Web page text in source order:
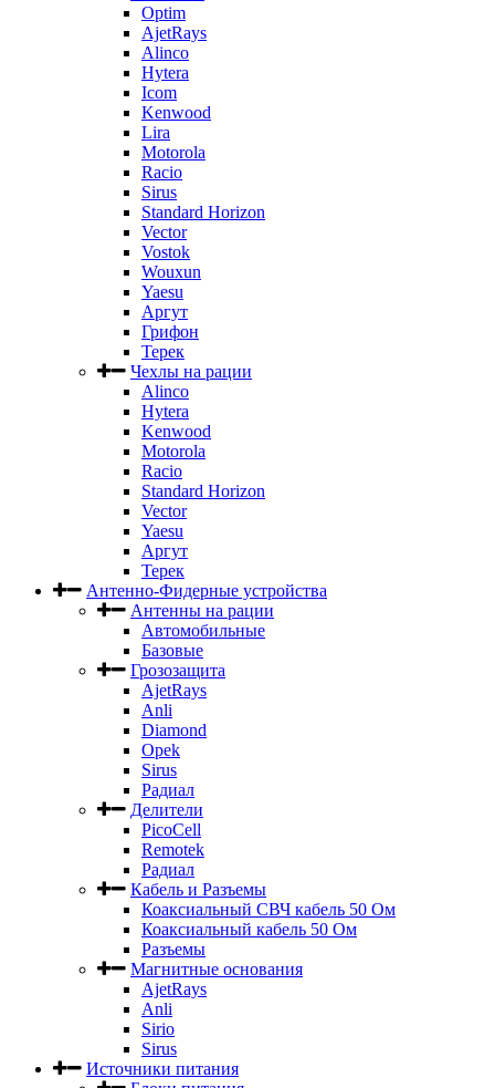
Optim
AjetRays
Alinco
Hytera
Icom
Kenwood
Lira
Motorola
Racio
Sirus
Standard Horizon
Vector
Vostok
Wouxun
Yaesu
Аргут
Грифон
Терек
Чехлы на рации
Alinco
Hytera
Kenwood
Motorola
Racio
Standard Horizon
Vector
Yaesu
Аргут
Терек
Антенно-Фидерные устройства
Антенны на рации
Автомобильные
Базовые
Грозозащита
AjetRays
Anli
Diamond
Opek
Sirus
Радиал
Делители
PicoCell
Remotek
Радиал
Кабель и Разъемы
Коаксиальный СВЧ кабель 50 Ом
Коаксиальный кабель 50 Ом
Разъемы
Магнитные основания
AjetRays
Anli
Sirio
Sirus
Источники питания